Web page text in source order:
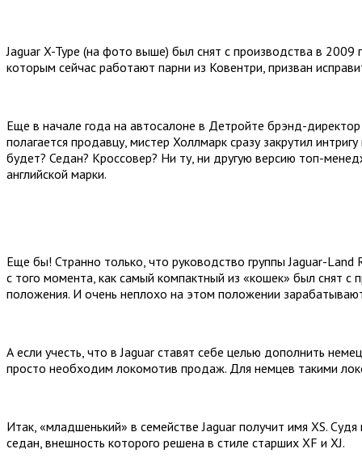
Jaguar X-Type (на фото выше) был снят с производства в 2009
которым сейчас работают парни из Ковентри, призван
Еще в начале года на автосалоне в Детройте брэнд-
полагается продавцу, мистер Холлмарк сразу закрутил
будет? Седан? Кроссовер? Ни ту, ни другую версию топ-
английской марки.
Еще бы! Странно только, что руководство группы Jaguar-
с того момента, как самый компактный из «кошек» был снят с
положения. И очень неплохо на этом положении
А если учесть, что в Jaguar ставят себе целью дополнить
просто необходим локомотив продаж. Для немцев такими
Итак, «младшенький» в семействе Jaguar получит имя XS.
седан, внешность которого решена в стиле старших XF и XJ.